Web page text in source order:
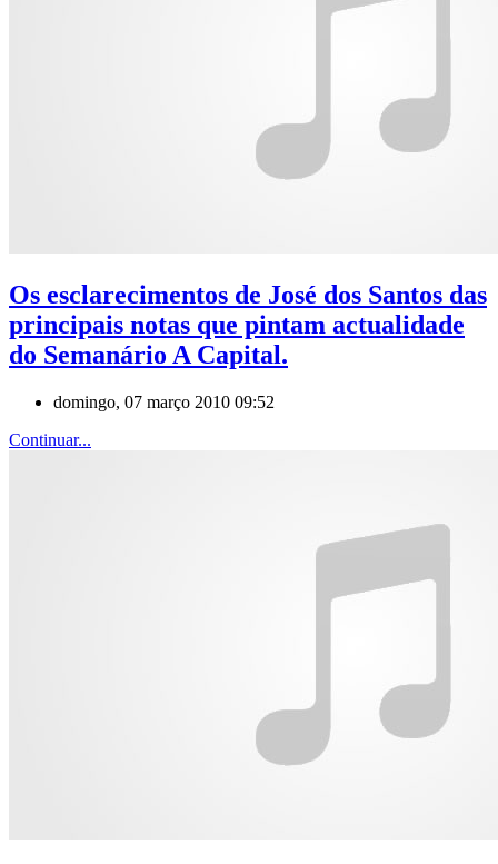
Os esclarecimentos de José dos Santos das
principais notas que pintam actualidade
do Semanário A Capital.
domingo, 07 março 2010 09:52
Continuar...